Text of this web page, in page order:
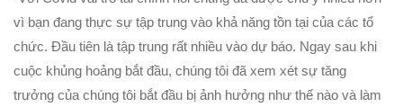
vì bạn đang thực sự tập trung vào khả năng tồn tại của các tổ
chức. Đầu tiên là tập trung rất nhiều vào dự báo. Ngay sau khi
cuộc khủng hoảng bắt đầu, chúng tôi đã xem xét sự tăng
trưởng của chúng tôi bắt đầu bị ảnh hưởng như thế nào và làm